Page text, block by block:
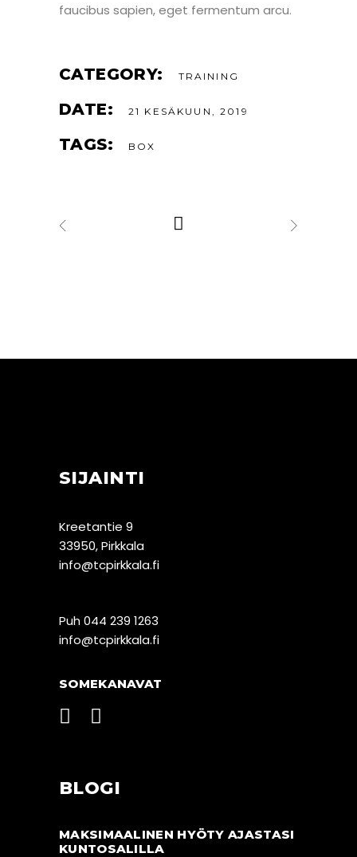
faucibus sapien, eget fermentum arcu.
CATEGORY: TRAINING
DATE: 21 KESÄKUUN, 2019
TAGS: BOX
SIJAINTI
Kreetantie 9
33950, Pirkkala
info@tcpirkkala.fi
Puh 044 239 1263
info@tcpirkkala.fi
SOMEKANAVAT
BLOGI
MAKSIMAALINEN HYÖTY AJASTASI
KUNTOSALILLA